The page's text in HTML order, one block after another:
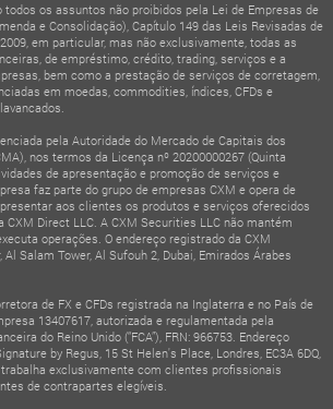
todos os assuntos não proibidos pela Lei de Empresas de
e Consolidação), Capítulo 149 das Leis Revisadas de
em particular, mas não exclusivamente, todas as
de empréstimo, crédito, trading, serviços e a
bem como a prestação de serviços de corretagem,
em moedas, commodities, índices, CFDs e
pela Autoridade do Mercado de Capitais dos
nos termos da Licença nº 20200000267 (Quinta
de apresentação e promoção de serviços e
faz parte do grupo de empresas CXM e opera de
aos clientes os produtos e serviços oferecidos
CXM Direct LLC. A CXM Securities LLC não mantém
operações. O endereço registrado da CXM
Al Salam Tower, Al Sufouh 2, Dubai, Emirados Árabes
de FX e CFDs registrada na Inglaterra e no País de
13407617, autorizada e regulamentada pela
do Reino Unido (“FCA”), FRN: 966753. Endereço
by Regus, 15 St Helen's Place, Londres, EC3A 6DQ,
trabalha exclusivamente com clientes profissionais
de contrapartes elegíveis.